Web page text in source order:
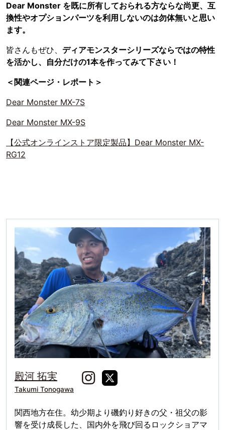
Dear Monster を既に所有しておられる方ならな尚更、互
換性やオプションパーツを利用しないのは勿体無いと思い
ます。
皆さんもぜひ、 ディアモンスターシリーズならではの特性
を活かし、自分だけの1本を作ってみて下さい！
＜関連ページ・レポート＞
Dear Monster MX-7S
Dear Monster MX-9S
【公式オンラインストア限定製品】Dear Monster MX-
RG12
殿河 拓実
Takumi Tonogawa
関西地方在住。幼少期より磯釣り好きの父・祖父の影
響を受け成長した、国内外を飛び回るロックショアマ